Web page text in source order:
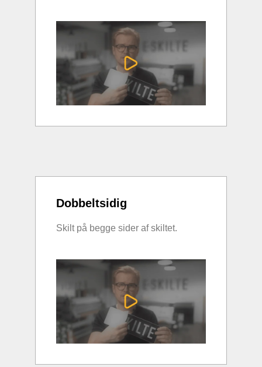
Dobbeltsidig
Skilt på begge sider af skiltet.